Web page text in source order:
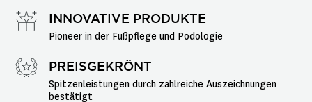
INNOVATIVE PRODUKTE
Pioneer in der Fußpflege und Podologie
PREISGEKRÖNT
Spitzenleistungen durch zahlreiche Auszeichnungen
bestätigt